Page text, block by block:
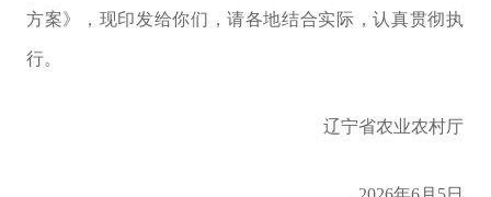
方案》，现印发给你们，请各地结合实际，认真贯彻执
行。
辽宁省农业农村厅